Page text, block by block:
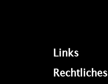
Links
Rechtliches